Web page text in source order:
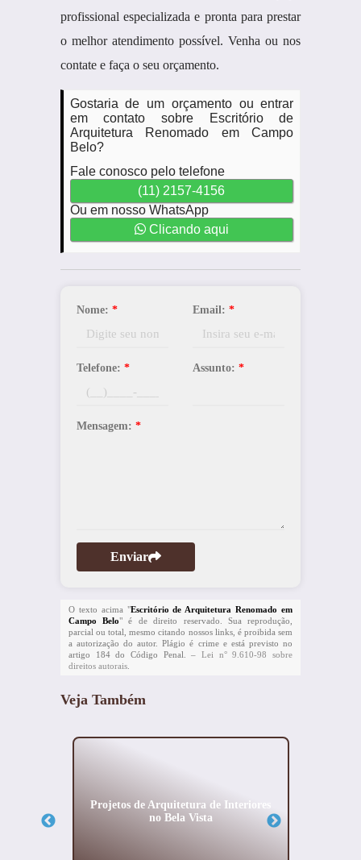
profissional especializada e pronta para prestar
o melhor atendimento possível. Venha ou nos
contate e faça o seu orçamento.
Gostaria de um orçamento ou entrar
em contato sobre Escritório de
Arquitetura Renomado em Campo
Belo?
Fale conosco pelo telefone
(11) 2157-4156
Ou em nosso WhatsApp
Clicando aqui
Nome: * Email: *
Telefone: * Assunto: *
Mensagem: *
Enviar
O texto acima "Escritório de Arquitetura Renomado em
Campo Belo" é de direito reservado. Sua reprodução,
parcial ou total, mesmo citando nossos links, é proibida sem
a autorização do autor. Plágio é crime e está previsto no
artigo 184 do Código Penal. –Lei n° 9.610-98 sobre
direitos autorais.
Veja Também
Projetos de Arquitetura de Interiores
no Bela Vista